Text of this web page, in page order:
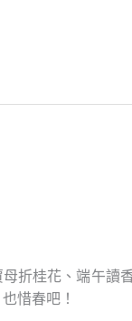
折桂花、端午讀
惜春吧！